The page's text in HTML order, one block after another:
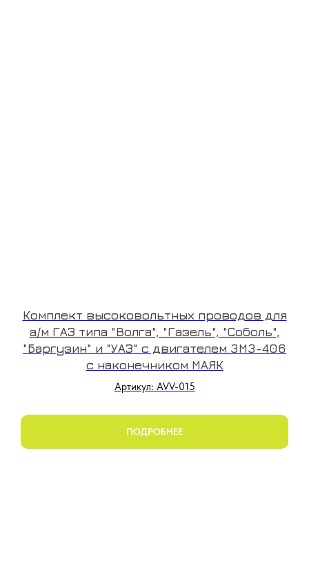
Комплект высоковольтных проводов для
а/м ГАЗ типа "Волга", "Газель", "Соболь",
"Баргузин" и "УАЗ" с двигателем 3М3-406
с наконечником МАЯК
Артикул: AVV-015
ПОДРОБНЕЕ